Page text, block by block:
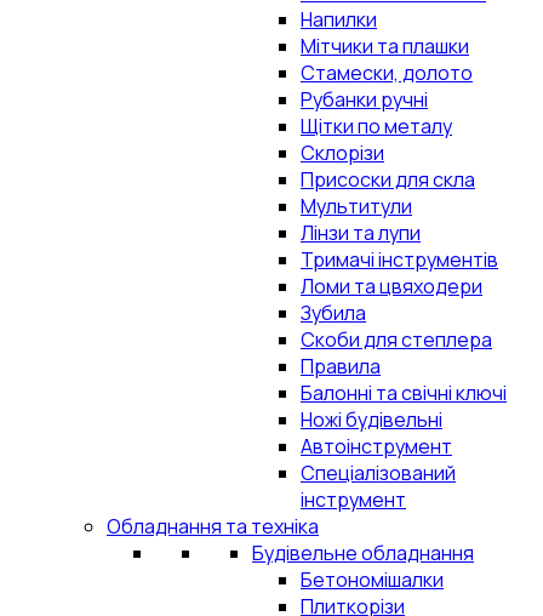
Напилки
Мітчики та плашки
Стамески, долото
Рубанки ручні
Щітки по металу
Склорізи
Присоски для скла
Мультитули
Лінзи та лупи
Тримачі інструментів
Ломи та цвяходери
Зубила
Скоби для степлера
Правила
Балонні та свічні ключі
Ножі будівельні
Автоінструмент
Спеціалізований
інструмент
Обладнання та техніка
Будівельне обладнання
Бетономішалки
Плиткорізи